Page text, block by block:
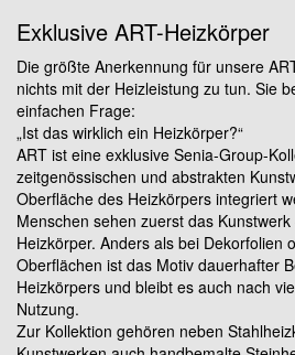
Exklusive ART-Heizkörper
Die größte Anerkennung für unsere
nichts mit der Heizleistung zu tun. Sie
einfachen Frage:
„Ist das wirklich ein Heizkörper?“
ART ist eine exklusive Senia-Group-
zeitgenössischen und abstrakten
Oberfläche des Heizkörpers integriert
Menschen sehen zuerst das
Heizkörper. Anders als bei Dekorfolien
Oberflächen ist das Motiv dauerhafter
Heizkörpers und bleibt es auch nach
Nutzung.
Zur Kollektion gehören neben